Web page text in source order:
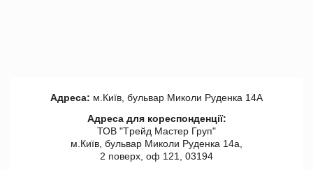
Адреса: м.Київ, бульвар Миколи Руденка 14А
Адреса для кореспонденції:
ТОВ "Tрейд Мастер Груп"
м.Київ, бульвар Миколи Руденка 14а,
2 поверх, оф 121, 03194